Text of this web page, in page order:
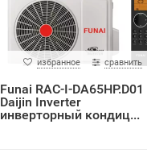
избранное сравнить
Funai RAC-I-DA65HP.D01
Daijin Inverter
инверторный кондиц...